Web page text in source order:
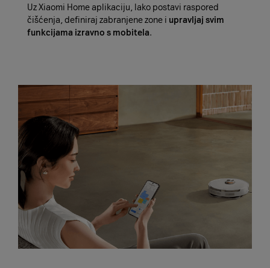
Uz Xiaomi Home aplikaciju, lako postavi raspored
čišćenja, definiraj zabranjene zone i upravljaj svim
funkcijama izravno s mobitela.